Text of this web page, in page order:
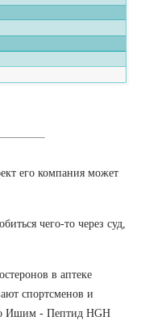
его компания может
чего-то через суд,
в аптеке
спортсменов и
Ишим - Пептид HGH